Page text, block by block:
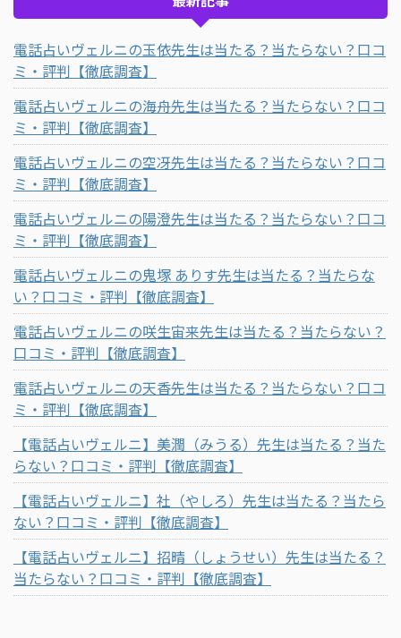
電話占いヴェルニの玉依先生は当たる？当たらない？口コ
ミ・評判【徹底調査】
電話占いヴェルニの海舟先生は当たる？当たらない？口コ
ミ・評判【徹底調査】
電話占いヴェルニの空冴先生は当たる？当たらない？口コ
ミ・評判【徹底調査】
電話占いヴェルニの陽澄先生は当たる？当たらない？口コ
ミ・評判【徹底調査】
電話占いヴェルニの鬼塚 ありす先生は当たる？当たらな
い？口コミ・評判【徹底調査】
電話占いヴェルニの咲生宙来先生は当たる？当たらない？
口コミ・評判【徹底調査】
電話占いヴェルニの天香先生は当たる？当たらない？口コ
ミ・評判【徹底調査】
【電話占いヴェルニ】美潤（みうる）先生は当たる？当た
らない？口コミ・評判【徹底調査】
【電話占いヴェルニ】社（やしろ）先生は当たる？当たら
ない？口コミ・評判【徹底調査】
【電話占いヴェルニ】招晴（しょうせい）先生は当たる？
当たらない？口コミ・評判【徹底調査】